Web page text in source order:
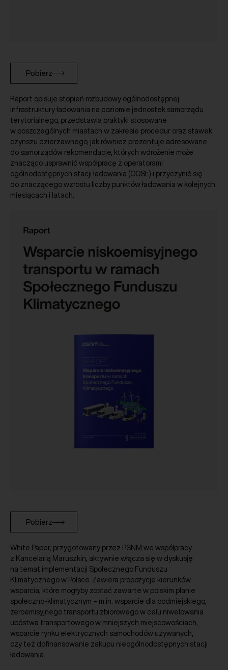
Pobierz
Raport opisuje stopień rozbudowy ogólnodostępnej
infrastruktury ładowania na poziomie jednostek samorządu
terytorialnego, przedstawia praktyki stosowane
w poszczególnych miastach w zakresie procedur oraz stawek
czynszu dzierżawnego, jak również prezentuje adresowane
do samorządów rekomendacje, których wdrożenie może
znacząco usprawnić współpracę z operatorami
ogólnodostępnych stacji ładowania (OOSŁ) i przyczynić się
do znaczącego wzrostu liczby punktów ładowania w kolejnych
miesiącach i latach.
Pobierz
White Paper, przygotowany przez PSNM we współpracy
z Kancelarią Maruszkin, aktywnie włącza się w dyskusję
na temat implementacji Społecznego Funduszu
Klimatycznego w Polsce. Zawiera propozycje kierunków
wsparcia, które mogłyby zostać zawarte w polskim planie
społeczno-klimatycznym – m.in. wsparcie dla podmiejskiego,
zeroemisyjnego transportu zbiorowego w celu niwelowania
ubóstwa transportowego w mniejszych miejscowościach,
wsparcie rynku elektrycznych samochodów używanych,
czy też dofinansowanie zakupu nieogólnodostępnych stacji
ładowania.